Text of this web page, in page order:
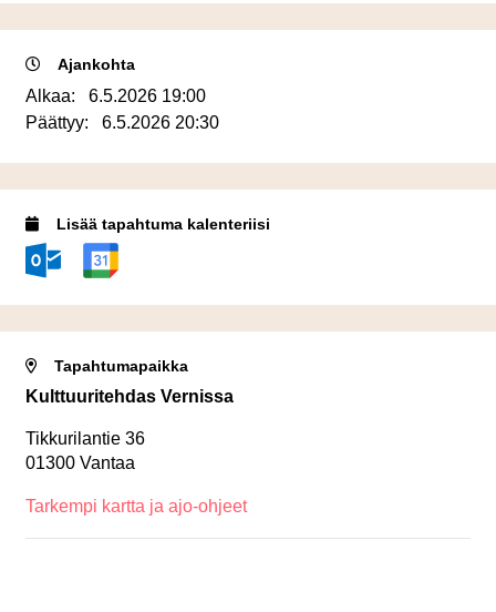
Ajankohta
Alkaa: 6.5.2026 19:00
Päättyy: 6.5.2026 20:30
Lisää tapahtuma kalenteriisi
Tapahtumapaikka
Kulttuuritehdas Vernissa
Tikkurilantie 36
01300 Vantaa
Tarkempi kartta ja ajo-ohjeet